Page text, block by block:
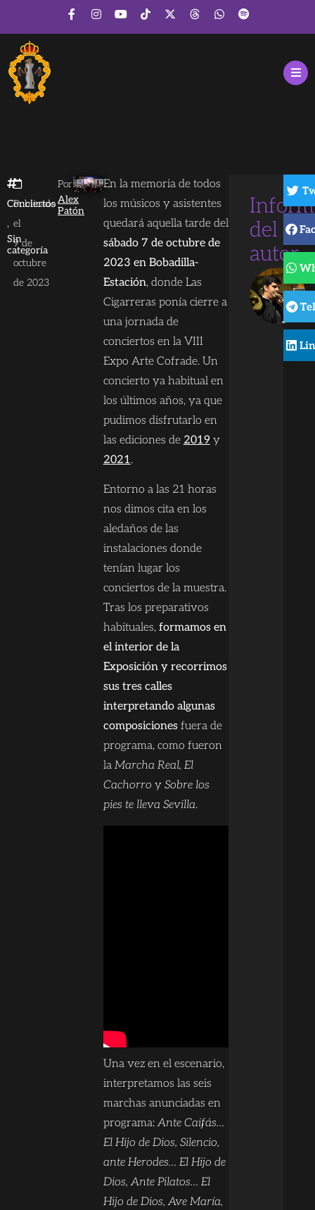
Conciertos
,
Sin
categoría
Publicado
el
9 de
octubre
de 2023
Por
Alex
Patón
En la memoria de todos
los músicos y asistentes
quedará aquella tarde del
sábado 7 de octubre de
2023 en Bobadilla-
Estación, donde Las
Cigarreras ponía cierre a
una jornada de
conciertos en la VIII
Expo Arte Cofrade. Un
concierto ya habitual en
los últimos años, ya que
pudimos disfrutarlo en
las ediciones de 2019 y
2021.
Entorno a las 21 horas
nos dimos cita en los
aledaños de las
instalaciones donde
tenían lugar los
conciertos de la muestra.
Tras los preparativos
habituales, formamos en
el interior de la
Exposición y recorrimos
sus tres calles
interpretando algunas
composicionesfuera de
programa, como fueron
la Marcha Real, El
Cachorro y Sobre los
pies te lleva Sevilla.
Una vez en el escenario,
interpretamos las seis
marchas anunciadas en
programa:Ante Caifás…
El Hijo de Dios, Silencio,
ante Herodes… El Hijo de
Dios, Ante Pilatos… El
Hijo de Dios, Ave María,
del
autor